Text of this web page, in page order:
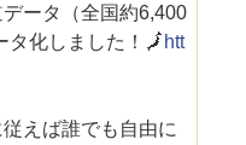
ータ（全国約6,400
タ化しました！🗾 htt
えば誰でも自由に